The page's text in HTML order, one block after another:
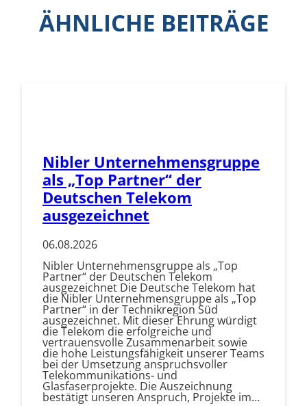
ÄHNLICHE BEITRÄGE
Nibler Unternehmensgruppe
als „Top Partner“ der
Deutschen Telekom
ausgezeichnet
06.08.2026
Nibler Unternehmensgruppe als „Top
Partner“ der Deutschen Telekom
ausgezeichnet Die Deutsche Telekom hat
die Nibler Unternehmensgruppe als „Top
Partner“ in der Technikregion Süd
ausgezeichnet. Mit dieser Ehrung würdigt
die Telekom die erfolgreiche und
vertrauensvolle Zusammenarbeit sowie
die hohe Leistungsfähigkeit unserer Teams
bei der Umsetzung anspruchsvoller
Telekommunikations- und
Glasfaserprojekte. Die Auszeichnung
bestätigt unseren Anspruch, Projekte im…